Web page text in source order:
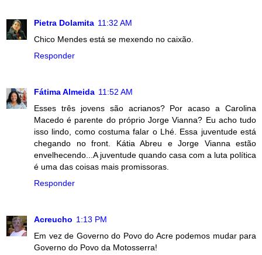
Pietra Dolamita 11:32 AM
Chico Mendes está se mexendo no caixão.
Responder
Fátima Almeida 11:52 AM
Esses três jovens são acrianos? Por acaso a Carolina
Macedo é parente do próprio Jorge Vianna? Eu acho tudo
isso lindo, como costuma falar o Lhé. Essa juventude está
chegando no front. Kátia Abreu e Jorge Vianna estão
envelhecendo...A juventude quando casa com a luta política
é uma das coisas mais promissoras.
Responder
Acreucho 1:13 PM
Em vez de Governo do Povo do Acre podemos mudar para
Governo do Povo da Motosserra!